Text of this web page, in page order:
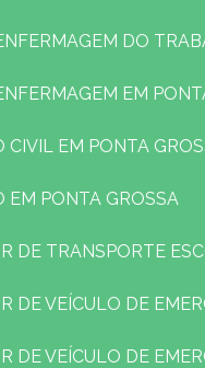
DO
EM
CIVIL EM PONTA
EM PONTA GROSSA
DE TRANSPORTE
DE VEÍCULO DE
DE VEÍCULO DE